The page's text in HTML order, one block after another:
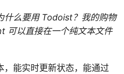
什么要用 Todoist？我的购物
可以直接在一个纯文本文件
能实时更新状态，能通过